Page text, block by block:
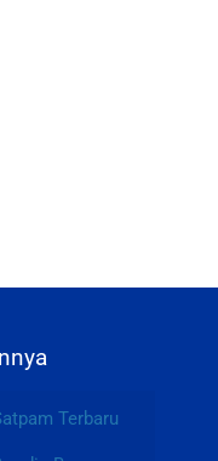
Terbaru